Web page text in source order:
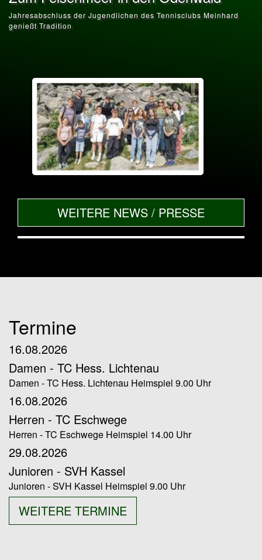
Jahresabschluss der Jugendlichen des Tennisclubs Meinhard
genießt Tradition
WEITERE NEWS / PRESSE
Termine
16.08.2026
Damen - TC Hess. Lichtenau
Damen - TC Hess. Lichtenau Heimspiel 9.00 Uhr
16.08.2026
Herren - TC Eschwege
Herren - TC Eschwege Heimspiel 14.00 Uhr
29.08.2026
Junioren - SVH Kassel
Junioren - SVH Kassel Heimspiel 9.00 Uhr
WEITERE TERMINE